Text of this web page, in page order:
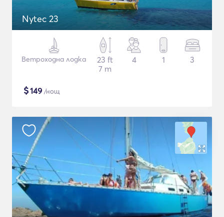
Nytec 23
Ветроходна лодка
23 ft
7 m
4 1 3
$149 /нощ